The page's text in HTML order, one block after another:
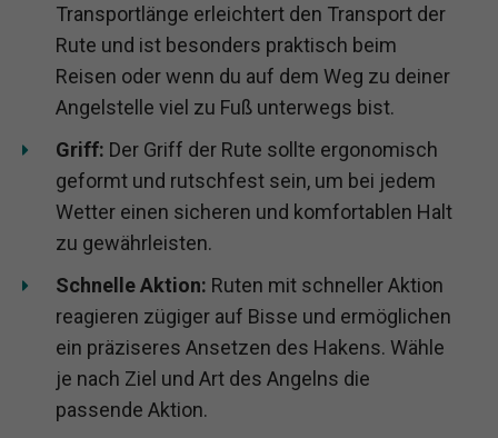
Transportlänge erleichtert den Transport der
Rute und ist besonders praktisch beim
Reisen oder wenn du auf dem Weg zu deiner
Angelstelle viel zu Fuß unterwegs bist.
Griff: Der Griff der Rute sollte ergonomisch
geformt und rutschfest sein, um bei jedem
Wetter einen sicheren und komfortablen Halt
zu gewährleisten.
Schnelle Aktion: Ruten mit schneller Aktion
reagieren zügiger auf Bisse und ermöglichen
ein präziseres Ansetzen des Hakens. Wähle
je nach Ziel und Art des Angelns die
passende Aktion.